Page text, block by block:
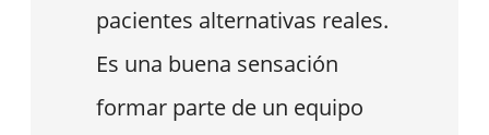
pacientes alternativas reales.
Es una buena sensación
formar parte de un equipo